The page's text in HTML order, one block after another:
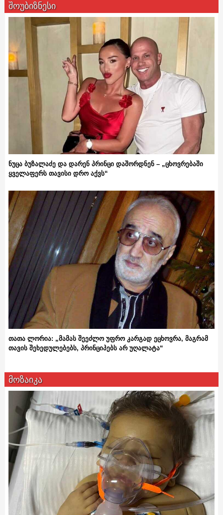
შოუბიზნესი
ნუცა ბუზალაძე და დარენ პრინცი დაშორდნენ – „ცხოვრებაში
ყველაფერს თავისი დრო აქვს“
თათა ლორია: „მამას შეეძლო უფრო კარგად ეცხოვრა, მაგრამ
თავის შეხედულებებს, პრინციპებს არ უღალატა“
მოზაიკა